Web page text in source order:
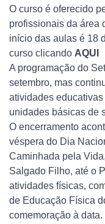
O curso é oferecido
profissionais da área
início das aulas é 18
curso clicando AQUI
A programação do
setembro, mas
atividades
unidades básicas de
O encerramento
véspera do Dia
Caminhada pela
Salgado Filho, até o
atividades físicas,
de Educação Física
comemoração à data.